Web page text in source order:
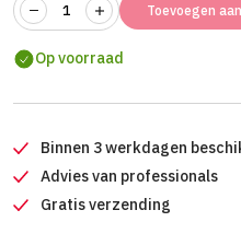
Toevoegen
Op voorraad
Binnen 3 werkdagen
Advies van professionals
Gratis verzending